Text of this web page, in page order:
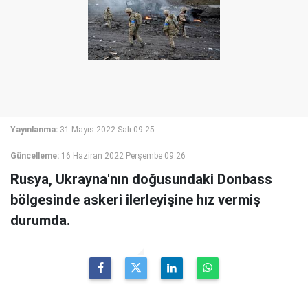
Yayınlanma: 31 Mayıs 2022 Salı 09:25
Güncelleme: 16 Haziran 2022 Perşembe 09:26
Rusya, Ukrayna'nın doğusundaki Donbass
bölgesinde askeri ilerleyişine hız vermiş
durumda.